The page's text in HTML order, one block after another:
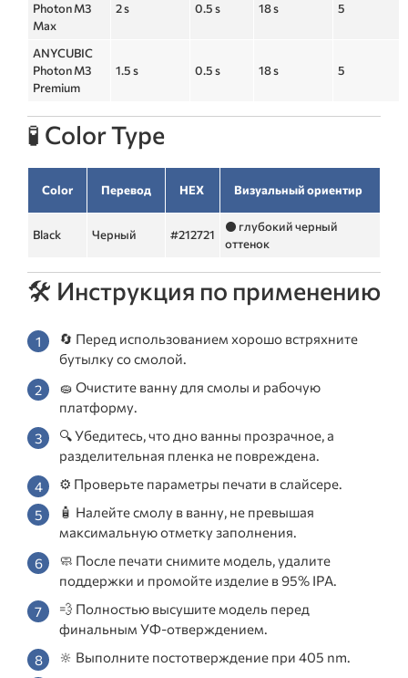
Photon M3
Max
2 s 0.5 s 18 s 5
ANYCUBIC
Photon M3
Premium
1.5 s 0.5 s 18 s 5
🧪 Color Type
Color Перевод HEX Визуальный ориентир
Black Черный #212721
⚫ глубокий черный
оттенок
🛠️ Инструкция по применению
🔄 Перед использованием хорошо встряхните
бутылку со смолой.
🧽 Очистите ванну для смолы и рабочую
платформу.
🔍 Убедитесь, что дно ванны прозрачное, а
разделительная пленка не повреждена.
⚙️ Проверьте параметры печати в слайсере.
🧴 Налейте смолу в ванну, не превышая
максимальную отметку заполнения.
🧼 После печати снимите модель, удалите
поддержки и промойте изделие в 95% IPA.
💨 Полностью высушите модель перед
финальным УФ-отверждением.
🔆 Выполните постотверждение при 405 nm.